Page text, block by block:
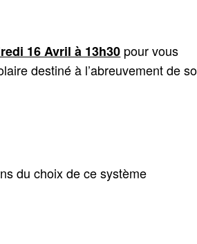
16 Avril à 13h30 pour vous
destiné à l’abreuvement de
du choix de ce système